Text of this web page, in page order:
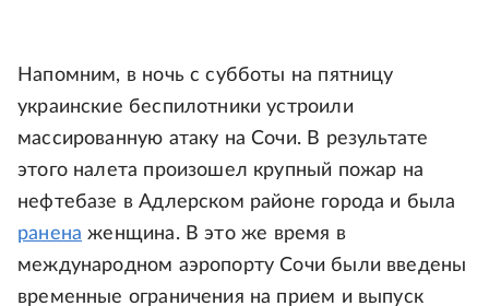
Напомним, в ночь с субботы на пятницу
украинские беспилотники устроили
массированную атаку на Сочи. В результате
этого налета произошел крупный пожар на
нефтебазе в Адлерском районе города и была
ранена женщина. В это же время в
международном аэропорту Сочи были введены
временные ограничения на прием и выпуск